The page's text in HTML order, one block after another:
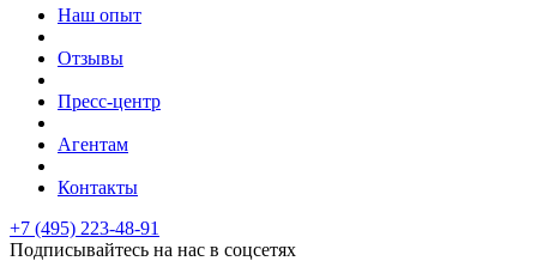
Наш опыт
Отзывы
Пресс-центр
Агентам
Контакты
+7 (495) 223-48-91
Подписывайтесь на нас в соцсетях